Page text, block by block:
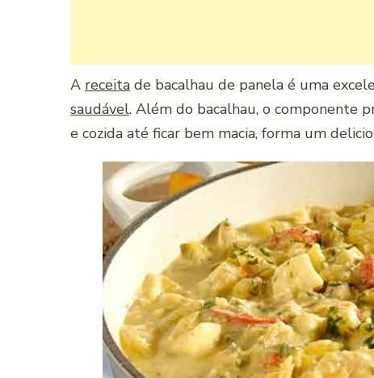
A receita de bacalhau de panela é uma
saudável. Além do bacalhau, o componente
e cozida até ficar bem macia, forma um